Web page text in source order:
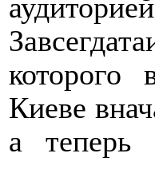
которого
Киеве
а теперь